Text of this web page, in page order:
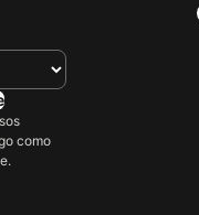
Only 18 plus
como